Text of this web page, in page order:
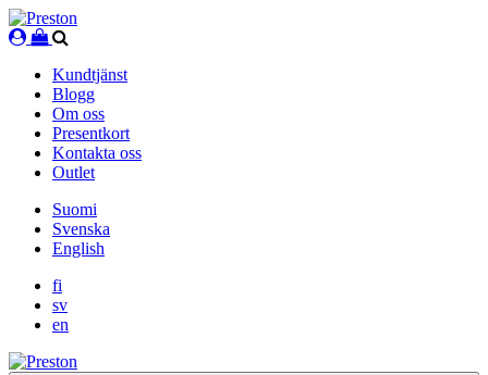
Skip
to
Kundtjänst
Blogg
Om oss
Presentkort
Kontakta oss
Outlet
Suomi
Svenska
English
fi
sv
en